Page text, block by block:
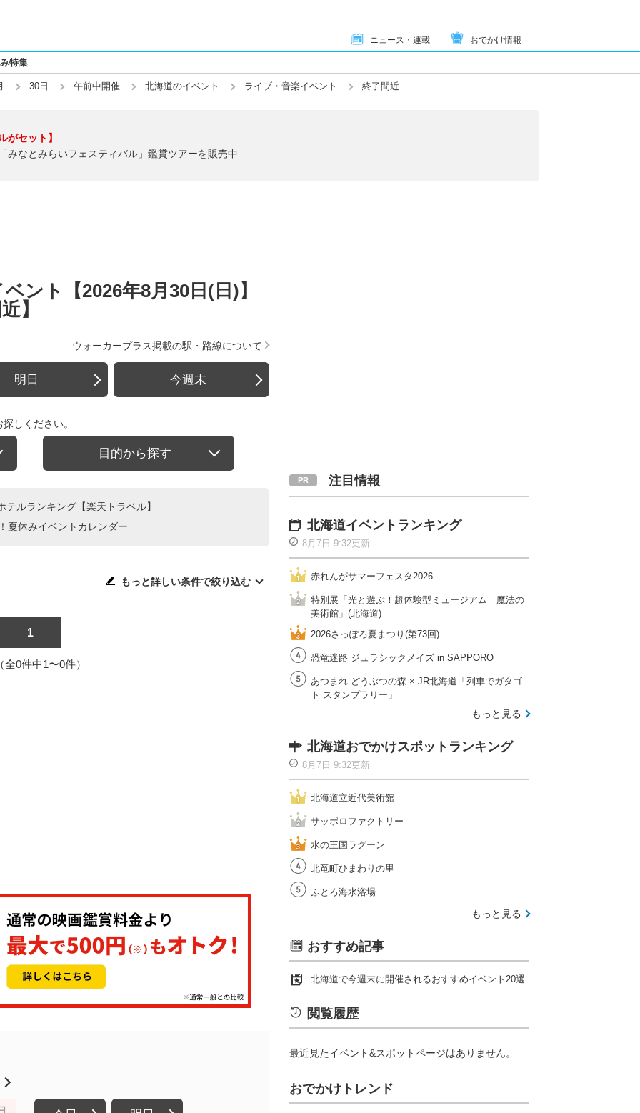
ニュース・連載 おでかけ情報
特集
30日 午前中開催 北海道のイベント ライブ・音楽イベント 終了間近
がセット】
みなとみらいフェスティバル」鑑賞ツアーを販売中
ント【2026年8月30日(日)】
】
ウォーカープラス掲載の駅・路線について
明日 今週末
しください。
目的から探す
ルランキング【楽天トラベル】
夏休みイベントカレンダー
もっと詳しい条件で絞り込む
1
全0件中1〜0件）
注目情報
北海道イベントランキング
8月7日 9:32更新
赤れんがサマーフェスタ2026
特別展「光と遊ぶ！超体験型ミュージアム 魔法の
美術館」(北海道)
2026さっぽろ夏まつり(第73回)
恐竜迷路 ジュラシックメイズ in SAPPORO
あつまれ どうぶつの森 × JR北海道「列車でガタゴ
ト スタンプラリー」
もっと見る
北海道おでかけスポットランキング
8月7日 9:32更新
北海道立近代美術館
サッポロファクトリー
水の王国ラグーン
北竜町ひまわりの里
ふとろ海水浴場
もっと見る
おすすめ記事
北海道で今週末に開催されるおすすめイベント20選
閲覧履歴
最近見たイベント&スポットページはありません。
おでかけトレンド